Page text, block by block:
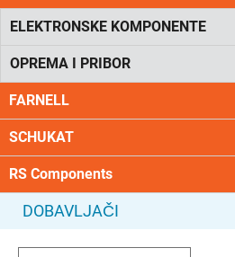
ELEKTRONSKE KOMPONENTE
OPREMA I PRIBOR
FARNELL
SCHUKAT
RS Components
DOBAVLJAČI